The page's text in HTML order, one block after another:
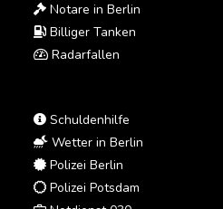
Notare in Berlin
Billiger Tanken
Radarfallen
Schuldenhilfe
Wetter in Berlin
Polizei Berlin
Polizei Potsdam